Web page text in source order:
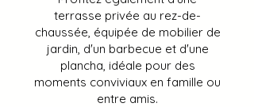
terrasse privée au rez-de-
chaussée, équipée de mobilier de
jardin, d'un barbecue et d'une
plancha, idéale pour des
moments conviviaux en famille ou
entre amis.